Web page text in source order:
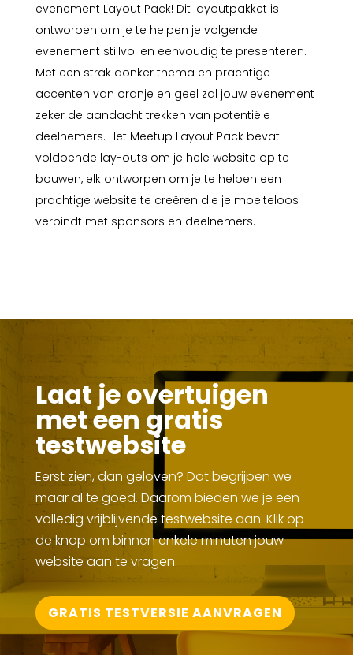
evenement Layout Pack! Dit layoutpakket is
ontworpen om je te helpen je volgende
evenement stijlvol en eenvoudig te presenteren.
Met een strak donker thema en prachtige
accenten van oranje en geel zal jouw evenement
zeker de aandacht trekken van potentiële
deelnemers. Het Meetup Layout Pack bevat
voldoende lay-outs om je hele website op te
bouwen, elk ontworpen om je te helpen een
prachtige website te creëren die je moeiteloos
verbindt met sponsors en deelnemers.
Laat je overtuigen
met een gratis
testwebsite
Eerst zien, dan geloven? Dat begrijpen we
maar al te goed. Daarom bieden we je een
volledig vrijblijvende testwebsite aan. Klik op
de knop om binnen enkele minuten jouw
website aan te vragen.
GRATIS TESTVERSIE AANVRAGEN